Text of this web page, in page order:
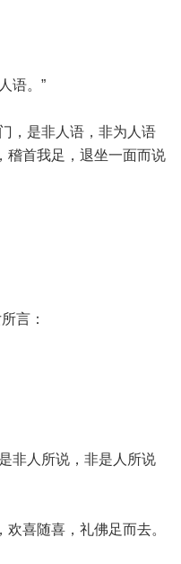
语。”
，是非人语，非为人语
稽首我足，退坐一面而说
言：
非人所说，非是人所说
喜随喜，礼佛足而去。